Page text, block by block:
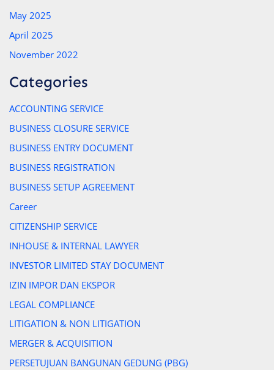
May 2025
April 2025
November 2022
Categories
ACCOUNTING SERVICE
BUSINESS CLOSURE SERVICE
BUSINESS ENTRY DOCUMENT
BUSINESS REGISTRATION
BUSINESS SETUP AGREEMENT
Career
CITIZENSHIP SERVICE
INHOUSE & INTERNAL LAWYER
INVESTOR LIMITED STAY DOCUMENT
IZIN IMPOR DAN EKSPOR
LEGAL COMPLIANCE
LITIGATION & NON LITIGATION
MERGER & ACQUISITION
PERSETUJUAN BANGUNAN GEDUNG (PBG)